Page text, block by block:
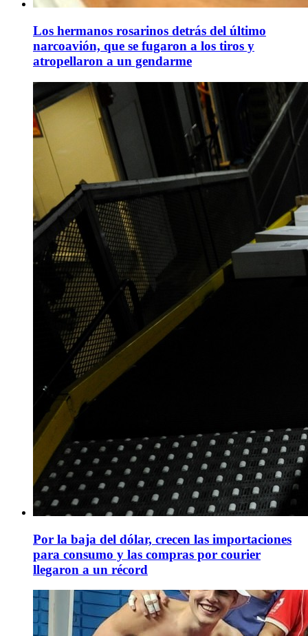
Los hermanos rosarinos detrás del último
narcoavión, que se fugaron a los tiros y
atropellaron a un gendarme
Por la baja del dólar, crecen las importaciones
para consumo y las compras por courier
llegaron a un récord